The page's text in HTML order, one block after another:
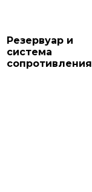
Резервуар и
система
сопротивления